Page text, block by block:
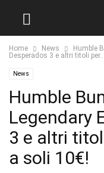
Home News
Humble
Desperados 3 e altri titoli per...
News
Humble
Legendary
3 e altri
a soli 10€!